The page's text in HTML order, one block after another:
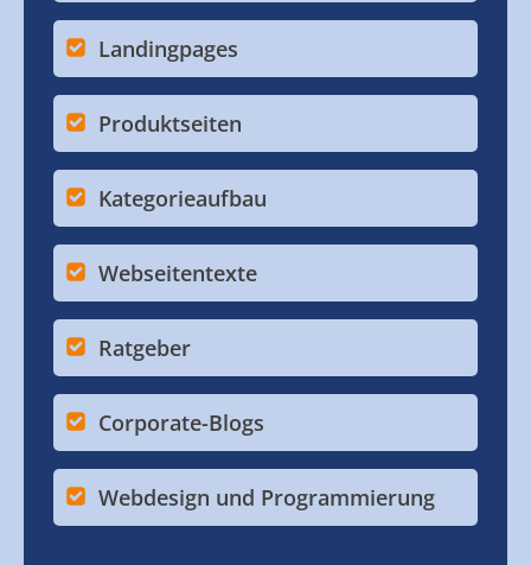
Landingpages
Produktseiten
Kategorieaufbau
Webseitentexte
Ratgeber
Corporate-Blogs
Webdesign und Programmierung